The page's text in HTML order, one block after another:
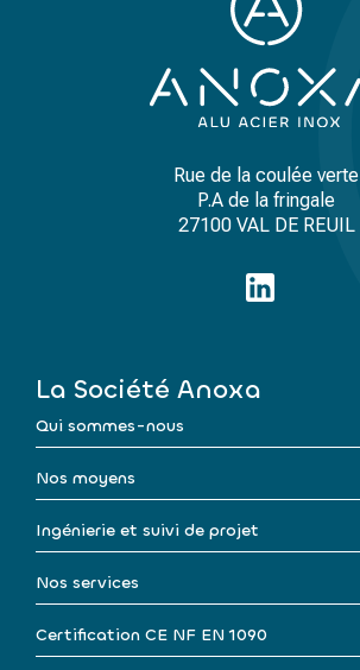
Rue de la coulée verte
P.A de la fringale
27100 VAL DE REUIL
La Société Anoxa
Qui sommes-nous
Nos moyens
Ingénierie et suivi de projet
Nos services
Certification CE NF EN 1090